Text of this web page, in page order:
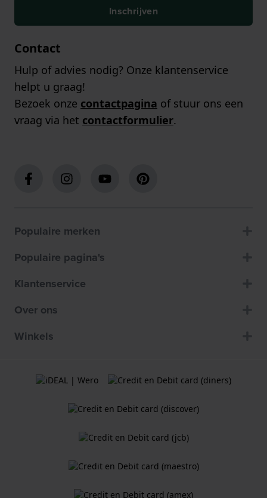
Inschrijven
Contact
Hulp of advies nodig? Onze klantenservice
helpt u graag!
Bezoek onze contactpagina of stuur ons een
vraag via het contactformulier.
Populaire merken
Populaire pagina's
Klantenservice
Over ons
Winkels